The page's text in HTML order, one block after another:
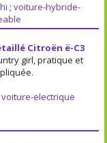
; voiture-hybride-
Citroën ë-C3
girl, pratique et
voiture-electrique